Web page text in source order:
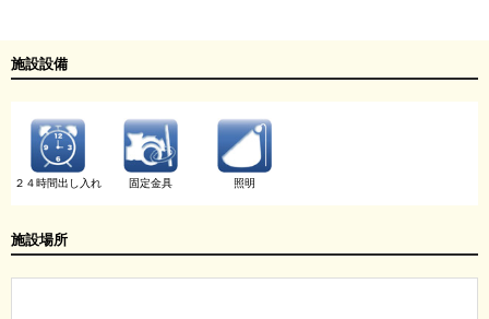
施設設備
２４時間出し入れ 固定金具 照明
施設場所